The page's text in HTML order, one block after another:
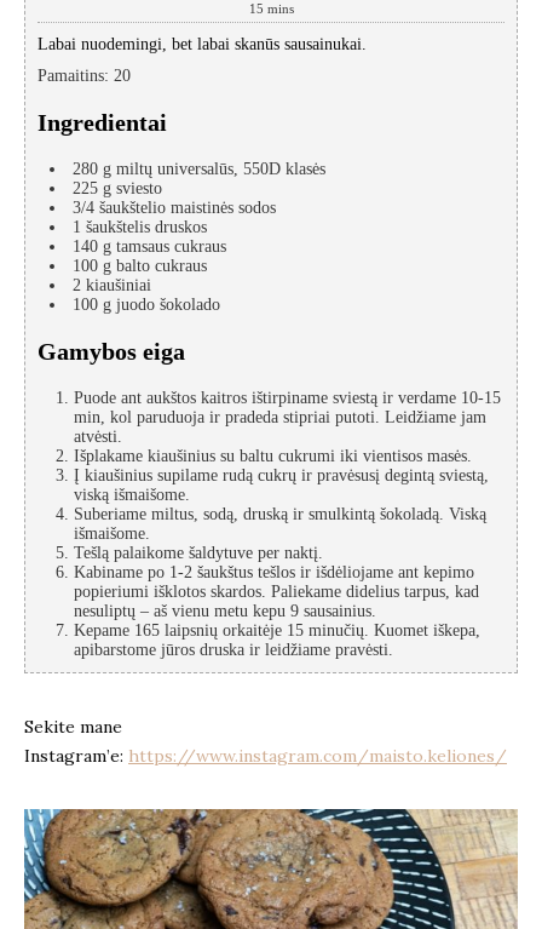
15 mins
Labai nuodemingi, bet labai skanūs sausainukai.
Pamaitins: 20
Ingredientai
280 g miltų universalūs, 550D klasės
225 g sviesto
3/4 šaukštelio maistinės sodos
1 šaukštelis druskos
140 g tamsaus cukraus
100 g balto cukraus
2 kiaušiniai
100 g juodo šokolado
Gamybos eiga
Puode ant aukštos kaitros ištirpiname sviestą ir verdame 10-15
min, kol paruduoja ir pradeda stipriai putoti. Leidžiame jam
atvėsti.
Išplakame kiaušinius su baltu cukrumi iki vientisos masės.
Į kiaušinius supilame rudą cukrų ir pravėsusį degintą sviestą,
viską išmaišome.
Suberiame miltus, sodą, druską ir smulkintą šokoladą. Viską
išmaišome.
Tešlą palaikome šaldytuve per naktį.
Kabiname po 1-2 šaukštus tešlos ir išdėliojame ant kepimo
popieriumi išklotos skardos. Paliekame didelius tarpus, kad
nesuliptų – aš vienu metu kepu 9 sausainius.
Kepame 165 laipsnių orkaitėje 15 minučių. Kuomet iškepa,
apibarstome jūros druska ir leidžiame pravėsti.
Sekite mane
Instagram’e: https://www.instagram.com/maisto.keliones/